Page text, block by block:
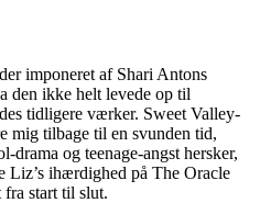
imponeret af Shari Antons
den ikke helt levede op til
tidligere værker. Sweet Valley-
mig tilbage til en svunden tid,
og teenage-angst hersker,
Liz’s ihærdighed på The Oracle
fra start til slut.